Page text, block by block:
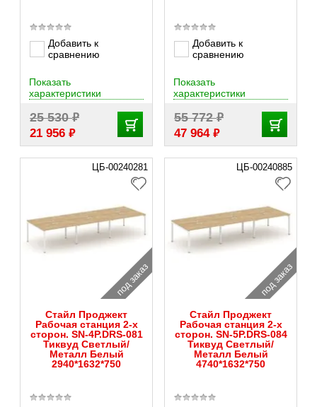
Добавить к
сравнению
25 530₽
21 956 ₽
Показать
характеристики
Добавить к
сравнению
55 772₽
47 964 ₽
Показать
характеристики
ЦБ-00240281
под заказ
Стайл Проджект
Рабочая станция 2-х
сторон. SN-4P.DRS-081
Тиквуд Светлый/
Металл Белый
2940*1632*750
ЦБ-00240885
под заказ
Стайл Проджект
Рабочая станция 2-х
сторон. SN-5P.DRS-084
Тиквуд Светлый/
Металл Белый
4740*1632*750